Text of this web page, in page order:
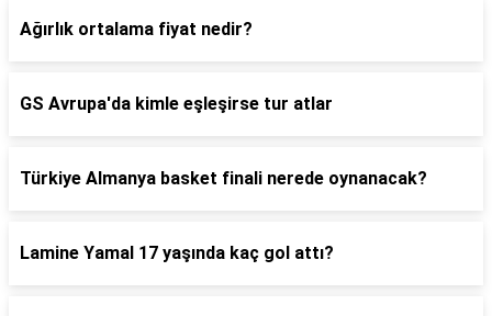
Ağırlık ortalama fiyat nedir?
GS Avrupa'da kimle eşleşirse tur atlar
Türkiye Almanya basket finali nerede oynanacak?
Lamine Yamal 17 yaşında kaç gol attı?